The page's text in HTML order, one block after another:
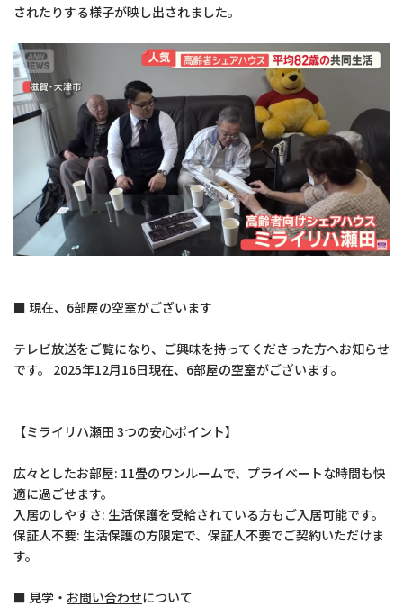
されたりする様子が映し出されました。
■ 現在、6部屋の空室がございます
テレビ放送をご覧になり、ご興味を持ってくださった方へお知らせ
です。 2025年12月16日現在、6部屋の空室がございます。
【ミライリハ瀬田 3つの安心ポイント】
広々としたお部屋: 11畳のワンルームで、プライベートな時間も快
適に過ごせます。
入居のしやすさ: 生活保護を受給されている方もご入居可能です。
保証人不要: 生活保護の方限定で、保証人不要でご契約いただけま
す。
■ 見学・ お問い合わせについて